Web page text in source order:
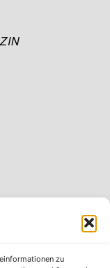
zu
Dann ist unser
beiden
erfahren Sie